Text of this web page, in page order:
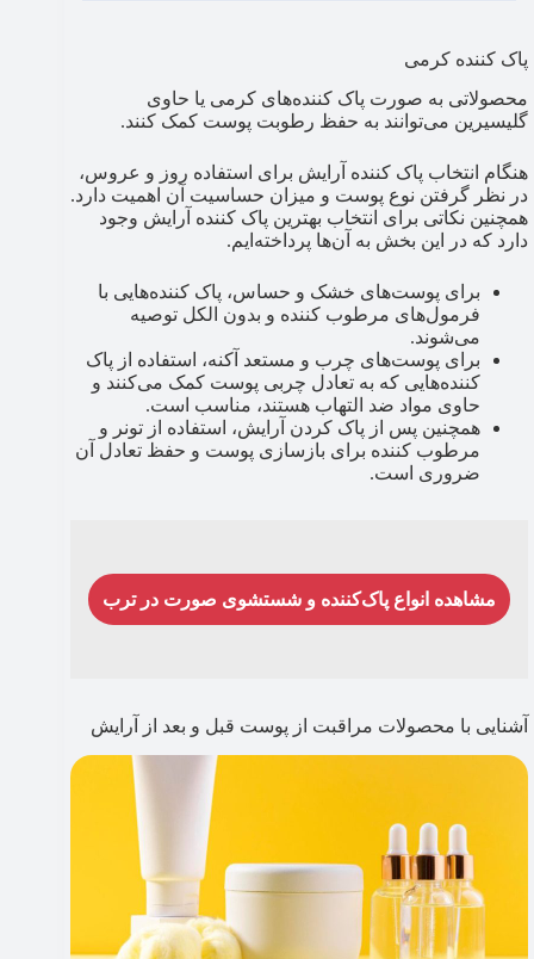
پاک کننده کرمی
محصولاتی به صورت پاک کننده‌های کرمی یا حاوی
گلیسیرین می‌توانند به حفظ رطوبت پوست کمک کنند.
هنگام انتخاب پاک کننده آرایش برای استفاده روز و عروس،
در نظر گرفتن نوع پوست و میزان حساسیت آن اهمیت دارد.
همچنین نکاتی برای انتخاب بهترین پاک کننده آرایش وجود
دارد که در این بخش به آن‌ها پرداخته‌ایم.
برای پوست‌های خشک و حساس، پاک کننده‌هایی با
فرمول‌های مرطوب کننده و بدون الکل توصیه
می‌شوند.
برای پوست‌های چرب و مستعد آکنه، استفاده از پاک
کننده‌هایی که به تعادل چربی پوست کمک می‌کنند و
حاوی مواد ضد التهاب هستند، مناسب است.
همچنین پس از پاک کردن آرایش، استفاده از تونر و
مرطوب کننده برای بازسازی پوست و حفظ تعادل آن
ضروری است.
مشاهده انواع پاک‌کننده و شستشوی صورت در ترب
آشنایی با محصولات مراقبت از پوست قبل و بعد از آرایش